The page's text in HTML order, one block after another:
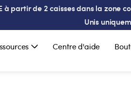
à partir de 2 caisses dans la zone
Unis
Centre d'aide